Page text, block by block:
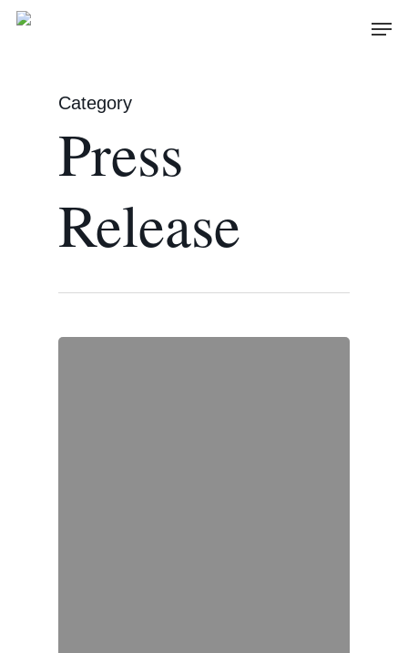
Skip
Category
Press
Release